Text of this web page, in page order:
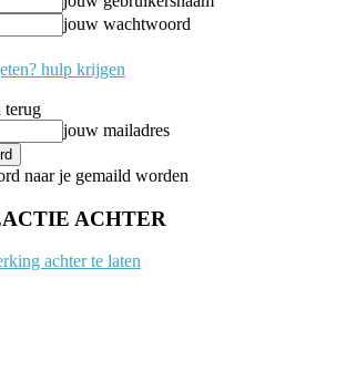
jouw wachtwoord
hulp krijgen
terug
jouw mailadres
naar je gemaild worden
ACHTER
achter te laten